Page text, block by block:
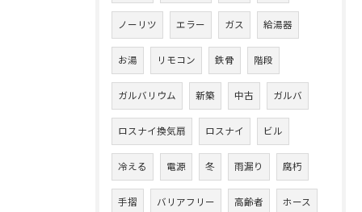
ノーリツ エラー ガス 給湯器
お湯 リモコン 鉄骨 階段
ガルバリウム 新築 中古 ガルバ
ロスナイ換気扇 ロスナイ ビル
冷える 電源 冬 雨漏り 腐朽
手摺 バリアフリー 高齢者 ホース